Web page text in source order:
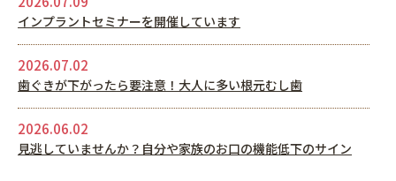
インプラントセミナーを開催しています
2026.07.02
歯ぐきが下がったら要注意！大人に多い根元むし歯
2026.06.02
見逃していませんか？自分や家族のお口の機能低下のサイン